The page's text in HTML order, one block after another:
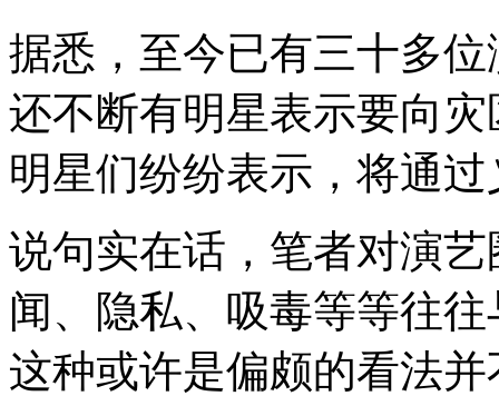
据悉，至今已有三十多
还不断有明星表示要向
明星们纷纷表示，将通
说句实在话，笔者对演
闻、隐私、吸毒等等往
这种或许是偏颇的看法